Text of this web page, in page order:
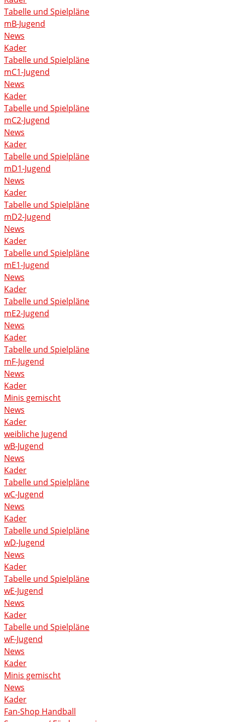
Tabelle und Spielpläne
mB-Jugend
News
Kader
Tabelle und Spielpläne
mC1-Jugend
News
Kader
Tabelle und Spielpläne
mC2-Jugend
News
Kader
Tabelle und Spielpläne
mD1-Jugend
News
Kader
Tabelle und Spielpläne
mD2-Jugend
News
Kader
Tabelle und Spielpläne
mE1-Jugend
News
Kader
Tabelle und Spielpläne
mE2-Jugend
News
Kader
Tabelle und Spielpläne
mF-Jugend
News
Kader
Minis gemischt
News
Kader
weibliche Jugend
wB-Jugend
News
Kader
Tabelle und Spielpläne
wC-Jugend
News
Kader
Tabelle und Spielpläne
wD-Jugend
News
Kader
Tabelle und Spielpläne
wE-Jugend
News
Kader
Tabelle und Spielpläne
wF-Jugend
News
Kader
Minis gemischt
News
Kader
Fan-Shop Handball